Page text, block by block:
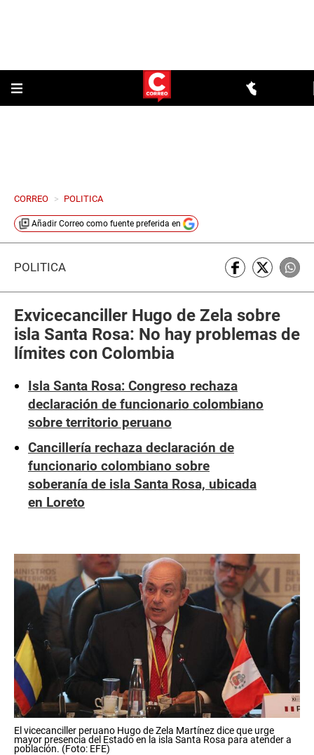
CORREO > POLITICA
Añadir Correo como fuente preferida en
POLÍTICA
Exvicecanciller Hugo de Zela sobre
isla Santa Rosa: No hay problemas de
límites con Colombia
Isla Santa Rosa: Congreso rechaza
declaración de funcionario colombiano
sobre territorio peruano
Cancillería rechaza declaración de
funcionario colombiano sobre
soberanía de isla Santa Rosa, ubicada
en Loreto
El vicecanciller peruano Hugo de Zela Martínez dice que urge
mayor presencia del Estado en la isla Santa Rosa para atender a
población. (Foto: EFE)